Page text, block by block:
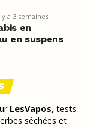
y a 3 semaines
en
en suspens
LesVapos, tests
séchées et